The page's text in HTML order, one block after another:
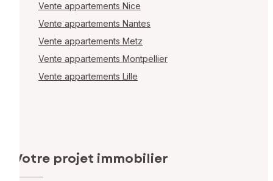
Vente appartements Nice
Vente appartements Nantes
Vente appartements Metz
Vente appartements Montpellier
Vente appartements Lille
Votre projet immobilier